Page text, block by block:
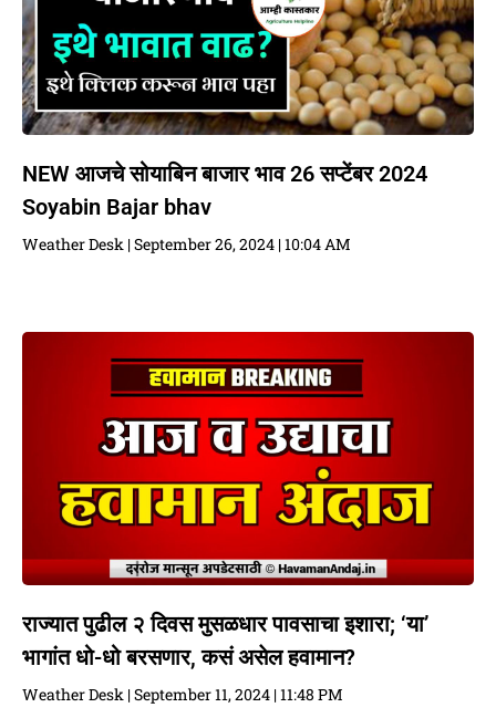
NEW आजचे सोयाबिन बाजार भाव 26 सप्टेंबर 2024
Soyabin Bajar bhav
Weather Desk September 26, 2024 10:04 AM
राज्यात पुढील २ दिवस मुसळधार पावसाचा इशारा; ‘या’
भागांत धो-धो बरसणार, कसं असेल हवामान?
Weather Desk September 11, 2024 11:48 PM